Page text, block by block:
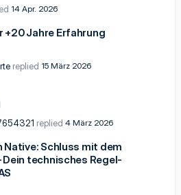
14 Apr. 2026
+20 Jahre Erfahrung
15 März 2026
4 März 2026
Native: Schluss mit dem
technisches Regel-